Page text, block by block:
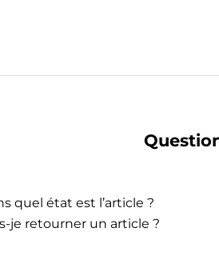
quel état est l’article ?
je retourner un article ?